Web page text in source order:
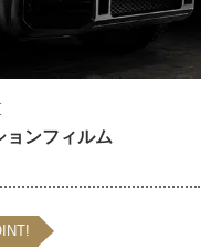
ョンフィルム